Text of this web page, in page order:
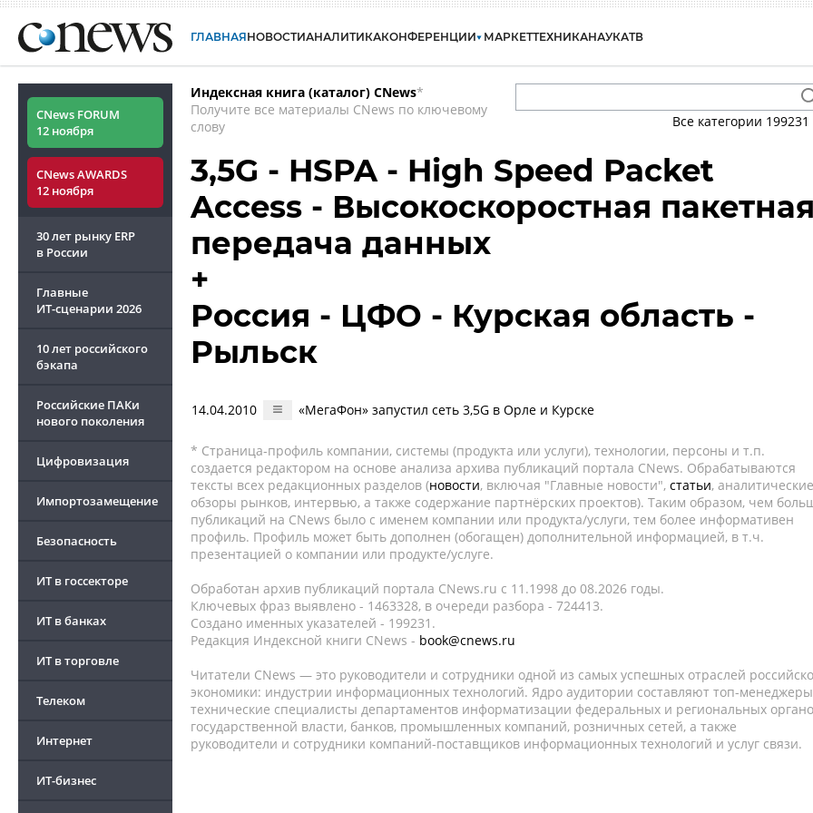
ГЛАВНАЯНОВОСТИАНАЛИТИКАКОНФЕРЕНЦИИ МАРКЕТТЕХНИКАНАУКАТВ
CNews FORUM
12 ноября
CNews AWARDS
12 ноября
30 лет рынку ERP
в России
Главные
ИТ-сценарии 2026
10 лет российского
бэкапа
Российские ПАКи
нового поколения
Цифровизация
Импортозамещение
Безопасность
ИТ в госсекторе
ИТ в банках
ИТ в торговле
Телеком
Интернет
ИТ-бизнес
Индексная книга (каталог) CNews*
Получите все материалы CNews по ключевому
слову
Все категории 199231
3,5G - HSPA - High Speed Packet
Access - Высокоскоростная пакетная
передача данных
+
Россия - ЦФО - Курская область -
Рыльск
14.04.2010 «МегаФон» запустил сеть 3,5G в Орле и Курске
* Страница-профиль компании, системы (продукта или услуги), технологии, персоны и т.п.
создается редактором на основе анализа архива публикаций портала CNews. Обрабатываются
тексты всех редакционных разделов (новости, включая "Главные новости", статьи, аналитические
обзоры рынков, интервью, а также содержание партнёрских проектов). Таким образом, чем
публикаций на CNews было с именем компании или продукта/услуги, тем более информативен
профиль. Профиль может быть дополнен (обогащен) дополнительной информацией, в т.ч.
презентацией о компании или продукте/услуге.
Обработан архив публикаций портала CNews.ru c 11.1998 до 08.2026 годы.
Ключевых фраз выявлено - 1463328, в очереди разбора - 724413.
Создано именных указателей - 199231.
Редакция Индексной книги CNews - book@cnews.ru
Читатели CNews — это руководители и сотрудники одной из самых успешных отраслей
экономики: индустрии информационных технологий. Ядро аудитории составляют топ-
технические специалисты департаментов информатизации федеральных и региональных
государственной власти, банков, промышленных компаний, розничных сетей, а также
руководители и сотрудники компаний-поставщиков информационных технологий и услуг связи.